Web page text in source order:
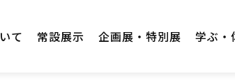
て 常設展示 企画展・特別展 学ぶ・